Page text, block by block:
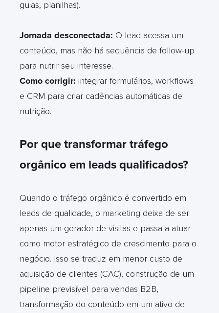
guias, planilhas).
Jornada desconectada: O lead acessa um
conteúdo, mas não há sequência de follow-up
para nutrir seu interesse.
Como corrigir: integrar formulários, workflows
e CRM para criar cadências automáticas de
nutrição.
Por que transformar tráfego
orgânico em leads qualificados?
Quando o tráfego orgânico é convertido em
leads de qualidade, o marketing deixa de ser
apenas um gerador de visitas e passa a atuar
como motor estratégico de crescimento para o
negócio. Isso se traduz em menor custo de
aquisição de clientes (CAC), construção de um
pipeline previsível para vendas B2B,
transformação do conteúdo em um ativo de